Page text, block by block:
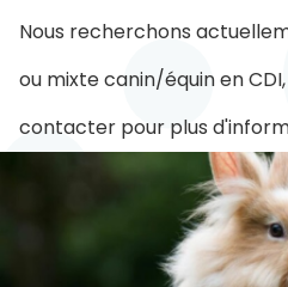
Nous recherchons
ou mixte canin/équin en
contacter pour plus